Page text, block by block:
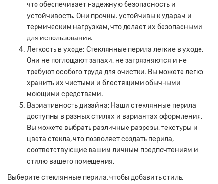
что обеспечивает надежную безопасность и
устойчивость. Они прочны, устойчивы к ударам и
термическим нагрузкам, что делает их безопасными
для использования.
Легкость в уходе: Стеклянные перила легкие в уходе.
Они не поглощают запахи, не загрязняются и не
требуют особого труда для очистки. Вы можете легко
хранить их чистыми и блестящими обычными
моющими средствами.
Вариативность дизайна: Наши стеклянные перила
доступны в разных стилях и вариантах оформления.
Вы можете выбрать различные разрезы, текстуры и
цвета стекла, что позволяет создать перила,
соответствующие вашим личным предпочтениям и
стилю вашего помещения.
Выберите стеклянные перила, чтобы добавить стиль,